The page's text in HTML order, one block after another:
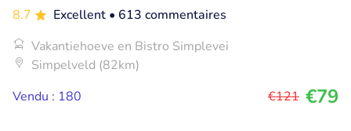
8.7 Excellent • 613 commentaires
Vakantiehoeve en Bistro Simplevei
Simpelveld (82km)
Vendu : 180
€121 €79